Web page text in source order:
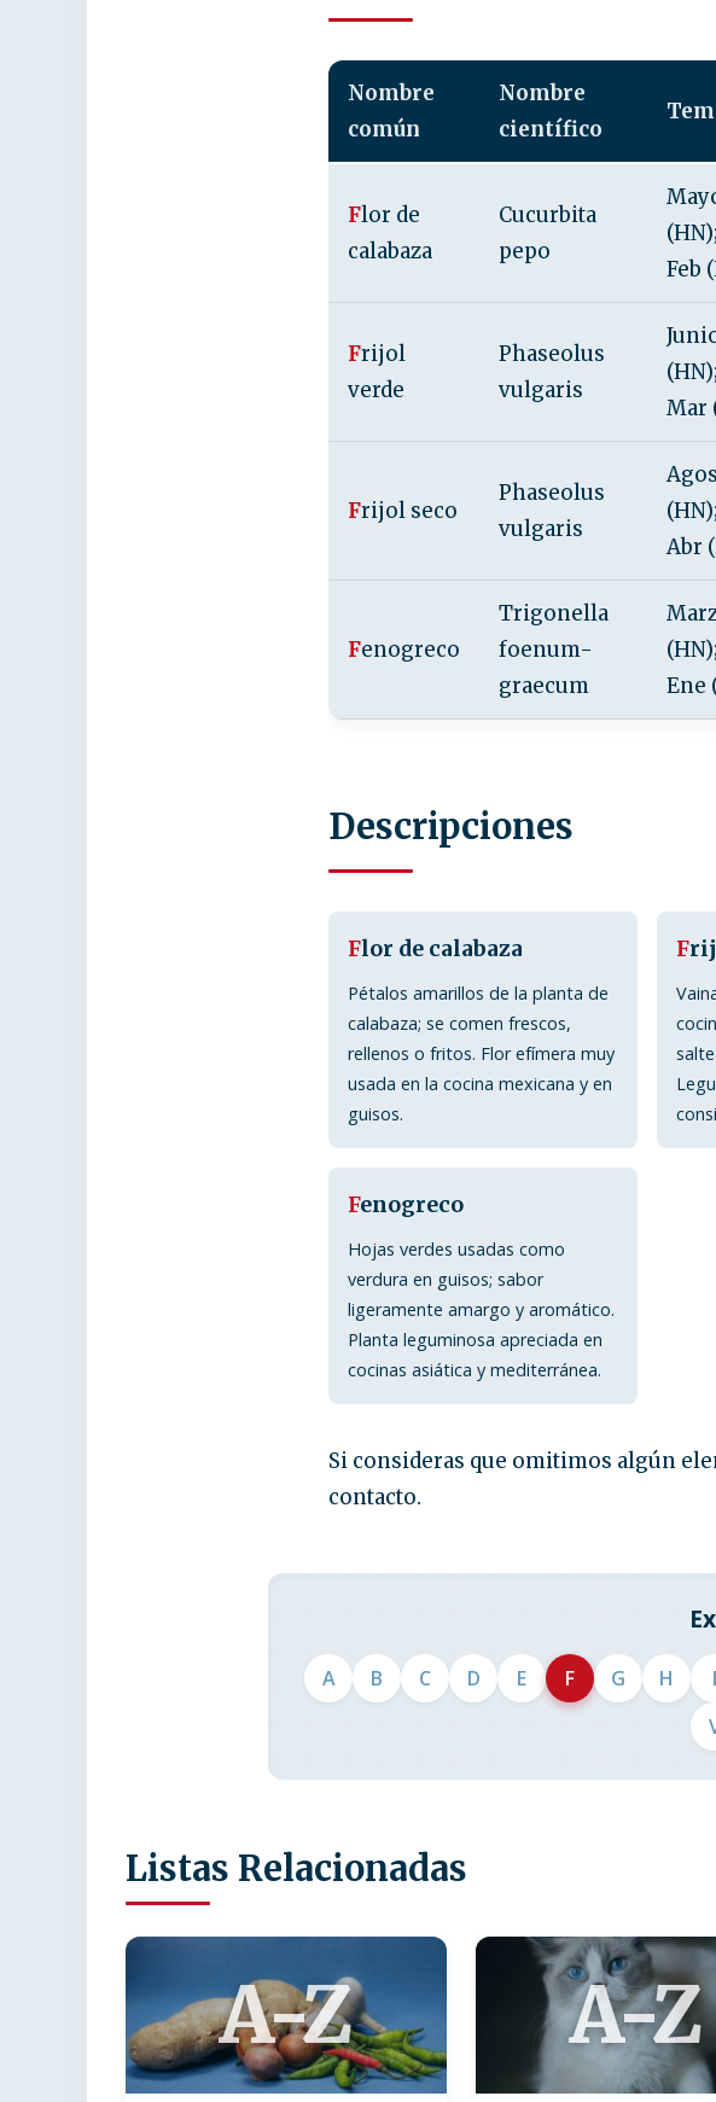
Nombre
común
Nombre
científico
Flor de
calabaza
Cucurbita
pepo
Feb
Frijol
verde
Phaseolus
vulgaris
Mar
Frijol seco
Phaseolus
vulgaris
Abr
Fenogreco
Trigonella
foenum-
graecum
Ene
Descripciones
Flor de calabaza
Pétalos amarillos de la planta de
calabaza; se comen frescos,
rellenos o fritos. Flor efímera muy
usada en la cocina mexicana y en
guisos.
F
Fenogreco
Hojas verdes usadas como
verdura en guisos; sabor
ligeramente amargo y aromático.
Planta leguminosa apreciada en
cocinas asiática y mediterránea.
Si consideras que omitimos algún
contacto.
A B C D E F G H I
Listas Relacionadas
A-Z A-Z